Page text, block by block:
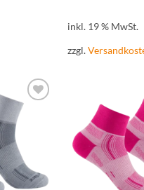
inkl. 19 % MwSt.
zzgl.
Zur
Wunschliste
hinzufügen